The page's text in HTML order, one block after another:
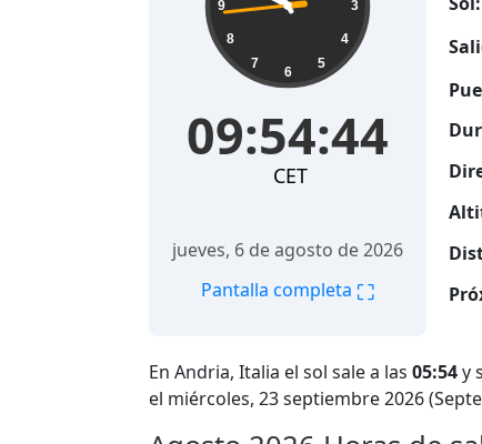
3
4
5
6
7
8
9
09:54:46
CET
jueves, 6 de agosto de 2026
Pantalla completa ⛶
En Andria, Italia el sol sale a las 05:54y
el miércoles, 23 septiembre 2026